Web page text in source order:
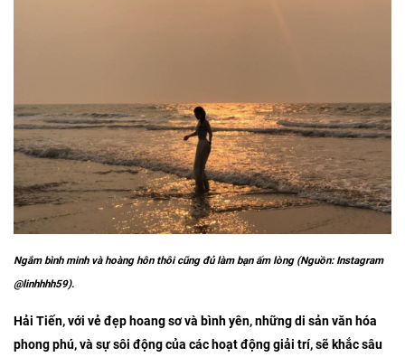
Ngắm bình minh và hoàng hôn thôi cũng đủ làm bạn ấm lòng (Nguồn: Instagram
@linhhhh59).
Hải Tiến, với vẻ đẹp hoang sơ và bình yên, những di sản văn hóa
phong phú, và sự sôi động của các hoạt động giải trí, sẽ khắc sâu